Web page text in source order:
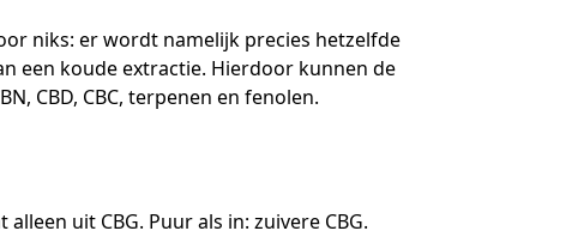
niks: er wordt namelijk precies hetzelfde
een koude extractie. Hierdoor kunnen de
CBD, CBC, terpenen en fenolen.
uit CBG. Puur als in: zuivere CBG.